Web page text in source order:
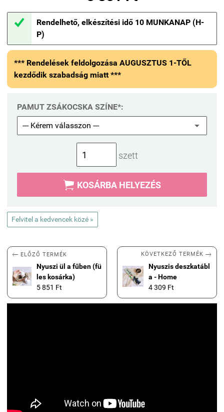

Rendelhető, elkészítési idő 10 MUNKANAP (H-
P)
*** Rendelések feldolgozása AUGUSZTUS 1-TŐL
kezdődik szabadság miatt ***
PAMUT ZSÁKOCSKA SZÍNE*:
szett
 KOSÁRBA HELYEZÉS
Felvitel a kedvencek közé »
 ELŐZŐ TERMÉK
Nyuszi ül a fűben (fü
les kosárka)
5 851 Ft
KÖVETKEZŐ TERMÉK 
Nyuszis deszkatábl
a - Home
4 309 Ft